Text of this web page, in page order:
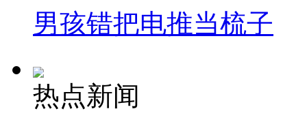
男孩错把电推当梳子
热点新闻